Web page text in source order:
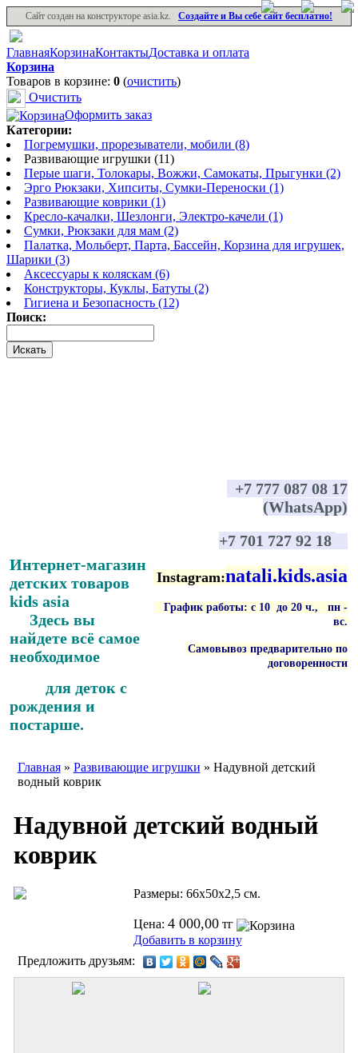
Сайт создан на конструкторе asia.kz. Создайте и Вы себе сайт бесплатно!
ГлавнаяКорзинаКонтактыДоставка и оплата
Корзина
Товаров в корзине: 0 (очистить)
Очистить
Оформить заказ
Категории:
Погремушки, прорезыватели, мобили (8)
Развивающие игрушки (11)
Перые шаги, Толокары, Вожжи, Самокаты, Прыгунки (2)
Эрго Рюкзаки, Хипситы, Сумки-Переноски (1)
Развивающие коврики (1)
Кресло-качалки, Шезлонги, Электро-качели (1)
Сумки, Рюкзаки для мам (2)
Палатка, Мольберт, Парта, Бассейн, Корзина для игрушек,
Шарики (3)
Аксессуары к коляскам (6)
Конструкторы, Куклы, Батуты (2)
Гигиена и Безопасность (12)
Поиск:
Интернет-магазин
детских товаров
kids asia
Здесь вы
найдете всё самое
необходимое
для деток с
рождения и
постарше.
+7 777 087 08 17
(WhatsApp)
+7 701 727 92 18
Instagram:natali.kids.asia
График работы: с 10 до 20 ч., пн -
вс.
Самовывоз предварительно по
договоренности
Главная» Развивающие игрушки » Надувной детский
водный коврик
Надувной детский водный
коврик
Размеры: 66х50х2,5 см.
Цена: 4 000,00тг
Добавить в корзину
Предложить друзьям: